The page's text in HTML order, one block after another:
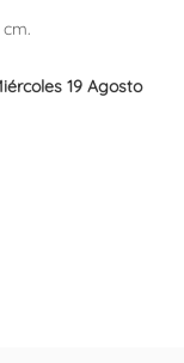
19 Agosto